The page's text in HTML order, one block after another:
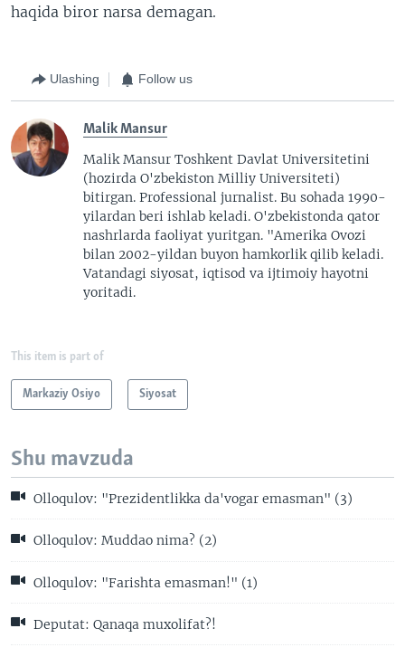
haqida biror narsa demagan.
Ulashing Follow us
Malik Mansur
Malik Mansur Toshkent Davlat Universitetini
(hozirda O'zbekiston Milliy Universiteti)
bitirgan. Professional jurnalist. Bu sohada 1990-
yilardan beri ishlab keladi. O'zbekistonda qator
nashrlarda faoliyat yuritgan. "Amerika Ovozi
bilan 2002-yildan buyon hamkorlik qilib keladi.
Vatandagi siyosat, iqtisod va ijtimoiy hayotni
yoritadi.
This item is part of
Markaziy Osiyo Siyosat
Shu mavzuda
Olloqulov: "Prezidentlikka da'vogar emasman" (3)
Olloqulov: Muddao nima? (2)
Olloqulov: "Farishta emasman!" (1)
Deputat: Qanaqa muxolifat?!